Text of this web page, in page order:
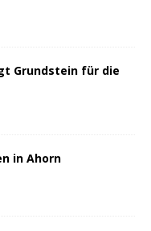
Grundstein für die
in Ahorn